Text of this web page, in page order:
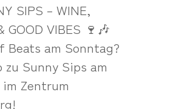
SIPS – WINE,
GOOD VIBES 🍷🎶
Beats am Sonntag?
zu Sunny Sips am
Zentrum